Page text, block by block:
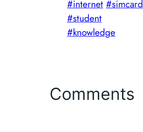
#internet #simcard
#student
#knowledge
Comments